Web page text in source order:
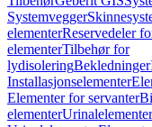
Systemvegger
elementerReservedeler
elementerTilbehør for
lydisoleringBekledninger
Installasjonselementer
Elementer for servanter
elementerUrinalelementer